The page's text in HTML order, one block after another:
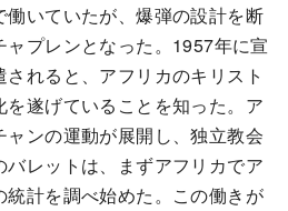
いていたが、爆弾の設計を断
ャプレンとなった。1957年に宣
れると、アフリカのキリスト
遂げていることを知った。ア
ンの運動が展開し、独立教会
バレットは、まずアフリカでア
計を調べ始めた。この働きが